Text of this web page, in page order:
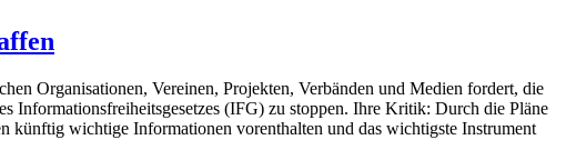
Organisationen, Vereinen, Projekten, Verbänden und Medien fordert, die
Informationsfreiheitsgesetzes (IFG) zu stoppen. Ihre Kritik: Durch die Pläne
künftig wichtige Informationen vorenthalten und das wichtigste Instrument